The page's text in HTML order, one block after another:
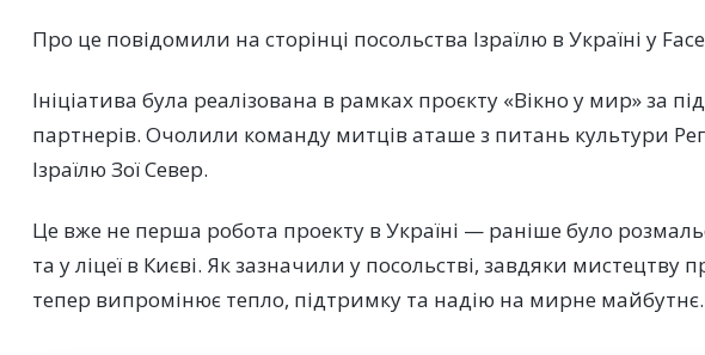
Про це повідомили на сторінці посольства Ізраїлю в Україні у
Ініціатива була реалізована в рамках проєкту «Вікно у мир» за
партнерів. Очолили команду митців аташе з питань культури
Ізраїлю Зої Север.
Це вже не перша робота проекту в Україні — раніше було
та у ліцеї в Києві. Як зазначили у посольстві, завдяки мистецтву
тепер випромінює тепло, підтримку та надію на мирне майбутнє.